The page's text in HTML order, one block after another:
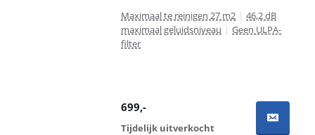
Maximaal te reinigen 27 m2 | 46,2 dB
maximaal geluidsniveau | Geen ULPA-
filter
699,-
Tijdelijk uitverkocht